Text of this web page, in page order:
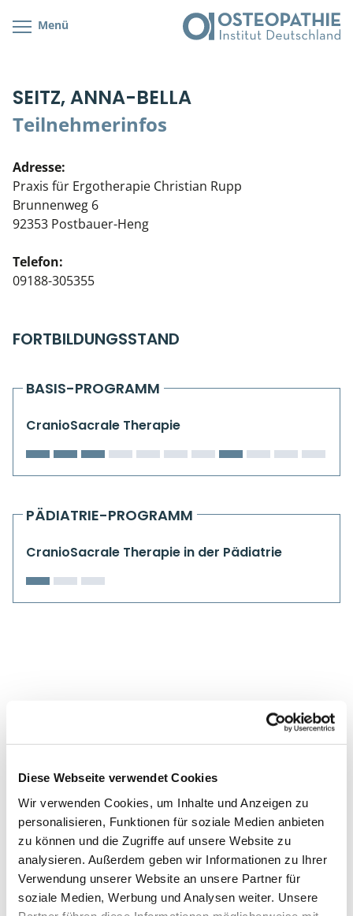
Diese Webseite verwendet Cookies
Wir verwenden Cookies, um Inhalte und Anzeigen zu
personalisieren, Funktionen für soziale Medien anbieten
zu können und die Zugriffe auf unsere Website zu
analysieren. Außerdem geben wir Informationen zu Ihrer
Verwendung unserer Website an unsere Partner für
soziale Medien, Werbung und Analysen weiter. Unsere
Menü
SEITZ, ANNA-BELLA
Teilnehmerinfos
Adresse:
Praxis für Ergotherapie Christian Rupp
Brunnenweg 6
92353 Postbauer-Heng
Telefon:
09188-305355
FORTBILDUNGSSTAND
BASIS-PROGRAMM
CranioSacrale Therapie
PÄDIATRIE-PROGRAMM
CranioSacrale Therapie in der Pädiatrie
Cranial/Neurale Osteopathie
Parietale Osteopathie
Viszerale Osteopathie
Klinische & Praktische Kurse
Live Online-Kurse
Kursorte mit Kursangeboten
Bonus-Programm
Veranstaltungsticket DB
Wissenswertes
Teilnehmerliste
Stellenbörse
Soziales Engagement